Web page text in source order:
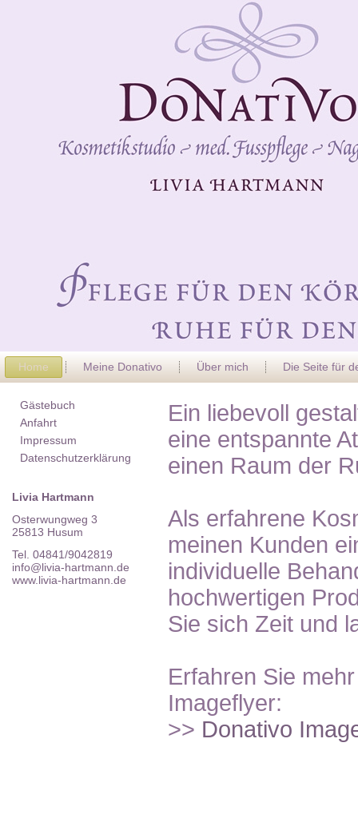
Home Meine Donativo Über mich Die Seite für
Gästebuch
Anfahrt
Impressum
Datenschutzerklärung
Livia Hartmann
Osterwungweg 3
25813 Husum
Tel. 04841/9042819
info@livia-hartmann.de
www.livia-hartmann.de
Ein liebevoll
eine entspannte
einen Raum der
Als erfahrene
meinen Kunden
individuelle
hochwertigen
Sie sich Zeit und
Erfahren Sie
Imageflyer:
>> Donativo